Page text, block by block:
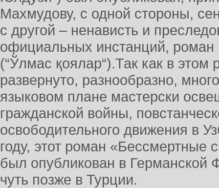
Махмудову, с одной стороны,
с другой – ненависть и
официальных инстанций,
(“Ўлмас қоялар“).Так как в этом
развернуто, разнообразно,
языковом плане мастерски
гражданской войны,
освободительного движения в
году, этот роман «Бессмертные
был опубликован в Германской
чуть позже в Турции.